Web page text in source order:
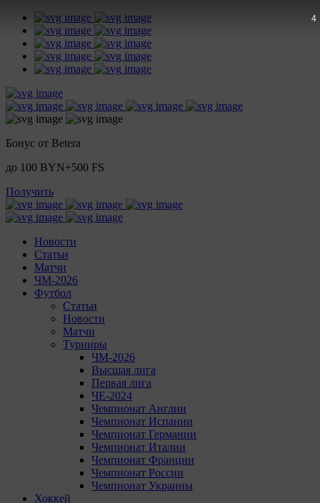
Бонус от Betera
до 100 BYN+500 FS
Получить
Новости
Статьи
Матчи
ЧМ-2026
Футбол
Статьи
Новости
Матчи
Турниры
ЧМ-2026
Высшая лига
Первая лига
ЧЕ-2024
Чемпионат Англии
Чемпионат Испании
Чемпионат Германии
Чемпионат Италии
Чемпионат Франции
Чемпионат России
Чемпионат Украины
Хоккей
3